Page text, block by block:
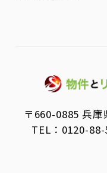
〒660-0885 兵
TEL： 0120-